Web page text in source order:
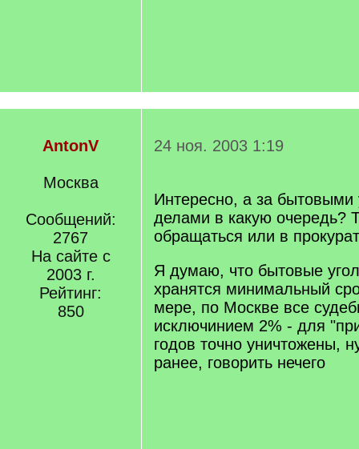
AntonV
Москва
Сообщений:
2767
На сайте с
2003 г.
Рейтинг:
850
24 ноя. 2003 1:19
Интересно, а за бытовыми
делами в какую очередь?
обращаться или в
Я думаю, что бытовые
хранятся минимальный
мере, по Москве все
исключинием 2% - для
годов точно уничтожены,
ранее, говорить нечего